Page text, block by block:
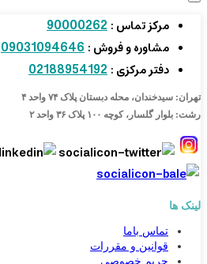
مرکز تماس : 90000262
مشاوره و فروش : 09031094646
دفتر مرکزی : 02188954192
تهران: سیدخندان، محله دبستان پلاک ۷۴ واحد ۴
رشت: بلوار گلسار، کوچه ۱۰۰ پلاک ۳۶ واحد ۲
لینک ها
تماس باما
قوانین و مقررات
حریم خصوصی